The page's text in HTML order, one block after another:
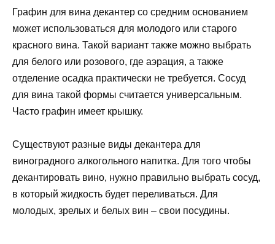
Графин для вина декантер со средним основанием
может использоваться для молодого или старого
красного вина. Такой вариант также можно выбрать
для белого или розового, где аэрация, а также
отделение осадка практически не требуется. Сосуд
для вина такой формы считается универсальным.
Часто графин имеет крышку.
Существуют разные виды декантера для
виноградного алкогольного напитка. Для того чтобы
декантировать вино, нужно правильно выбрать сосуд,
в который жидкость будет переливаться. Для
молодых, зрелых и белых вин – свои посудины.